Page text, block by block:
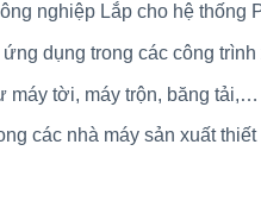
nghiệp Lắp cho hệ thống
dụng trong các công
máy tời, máy trộn, băng
các nhà máy sản xuất